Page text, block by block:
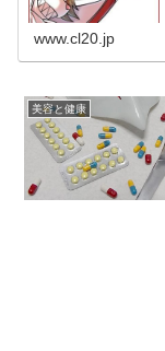
www.cl20.jp
美容と健康